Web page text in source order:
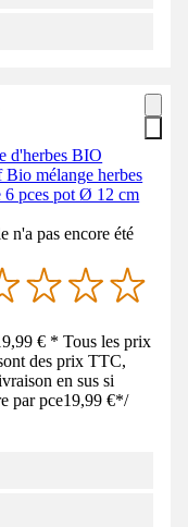
d'herbes BIO
Bio mélange herbes
6 pces pot Ø 12 cm
n'a pas encore été
€ * Tous les prix
des prix TTC,
en sus si
par pce19,99 €*/